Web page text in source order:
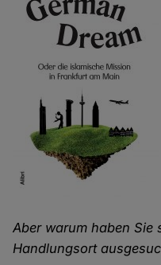
Aber warum haben Sie
Handlungsort